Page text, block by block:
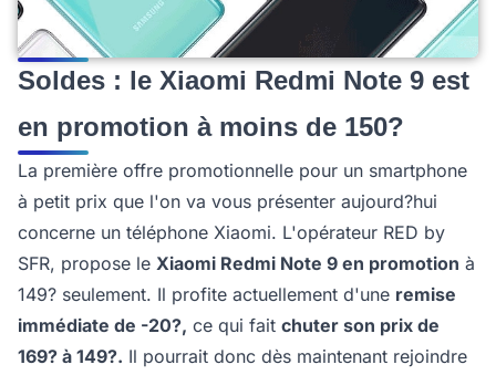
Soldes : le Xiaomi Redmi Note 9 est
en promotion à moins de 150?
La première offre promotionnelle pour un smartphone
à petit prix que l'on va vous présenter aujourd?hui
concerne un téléphone Xiaomi. L'opérateur RED by
SFR, propose le Xiaomi Redmi Note 9 en promotion à
149? seulement. Il profite actuellement d'une remise
immédiate de -20?, ce qui fait chuter son prix de
169? à 149?. Il pourrait donc dès maintenant rejoindre